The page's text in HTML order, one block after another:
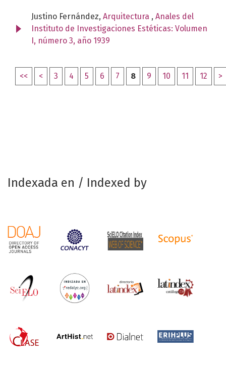
Justino Fernández, Arquitectura , Anales del
Instituto de Investigaciones Estéticas: Volumen
I, número 3, año 1939
<< < 3 4 5 6 7 8 9 10 11 12 >
Indexada en / Indexed by